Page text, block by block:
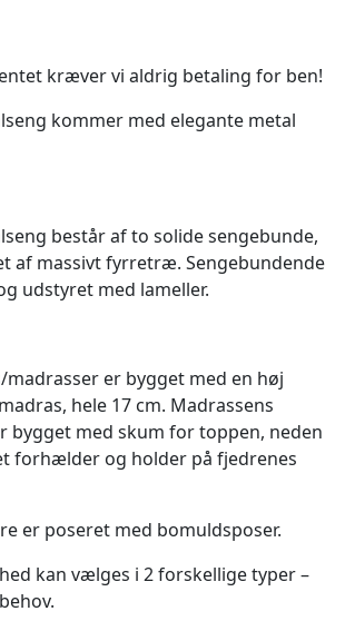
kræver vi aldrig betaling for ben!
kommer med elegante metal
består af to solide sengebunde,
af massivt fyrretræ. Sengebundende
udstyret med lameller.
madrasser er bygget med en høj
hele 17 cm. Madrassens
bygget med skum for toppen, neden
forhælder og holder på fjedrenes
er poseret med bomuldsposer.
kan vælges i 2 forskellige typer –